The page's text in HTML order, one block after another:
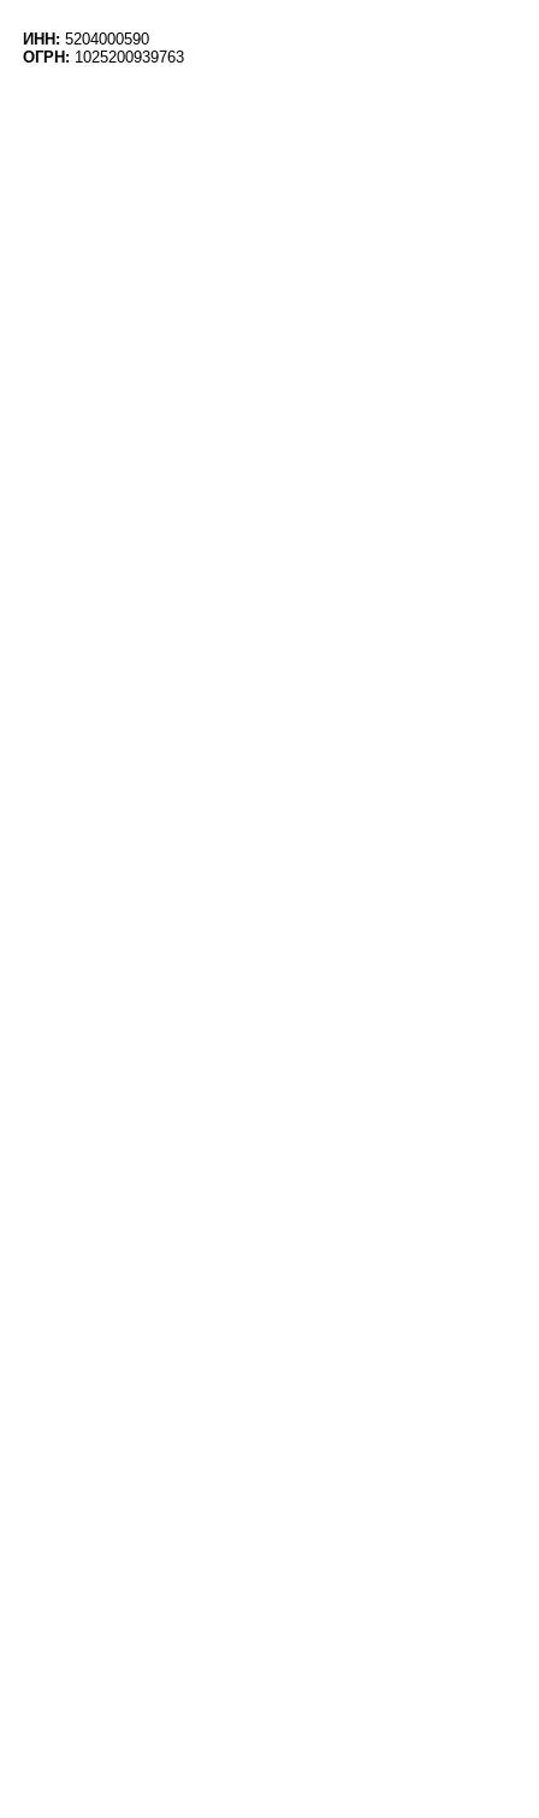
ИНН: 5204000590
ОГРН: 1025200939763